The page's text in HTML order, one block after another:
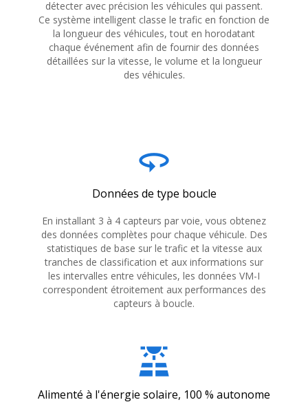
détecter avec précision les véhicules qui passent.
Ce système intelligent classe le trafic en fonction de
la longueur des véhicules, tout en horodatant
chaque événement afin de fournir des données
détaillées sur la vitesse, le volume et la longueur
des véhicules.
360
Données de type boucle
En installant 3 à 4 capteurs par voie, vous obtenez
des données complètes pour chaque véhicule. Des
statistiques de base sur le trafic et la vitesse aux
tranches de classification et aux informations sur
les intervalles entre véhicules, les données VM-I
correspondent étroitement aux performances des
capteurs à boucle.
solar_power
Alimenté à l'énergie solaire, 100 % autonome